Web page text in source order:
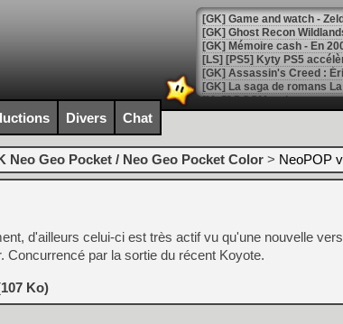
[Mo5] DOOM arrive en
[GK] Bethesda fête les 30
[GK] Roblox : l'action en
[GK] Agenda - GeForce
[LS] [PS5] ps5-y2jb-
[GK] Pourquoi Marvel
[GK] Test : Restory : Chill
[GK] GTA 6 : Rockstar
[GK] Hot Wheels Infinite
[GK] Mémoire cash -
[GK] Résultats Nintendo :
Divers Chat
Neo Geo Pocket / Neo Geo Pocket Color > NeoPOP
d'ailleurs celui-ci est très actif vu qu'une nouvelle
Concurrencé par la sortie du récent Koyote.
Ko)